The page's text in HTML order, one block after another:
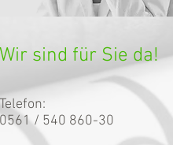
Wir sind für Sie da!
Telefon:
0561 / 540 860-30